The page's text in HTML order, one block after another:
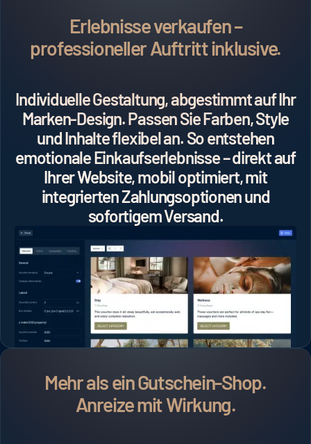
Erlebnisse verkaufen –
professioneller Auftritt inklusive.
Individuelle Gestaltung, abgestimmt auf Ihr
Marken-Design. Passen Sie Farben, Style
und Inhalte flexibel an. So entstehen
emotionale Einkaufserlebnisse – direkt auf
Ihrer Website, mobil optimiert, mit
integrierten Zahlungsoptionen und
sofortigem Versand.
Mehr als ein Gutschein-Shop.
Anreize mit Wirkung.